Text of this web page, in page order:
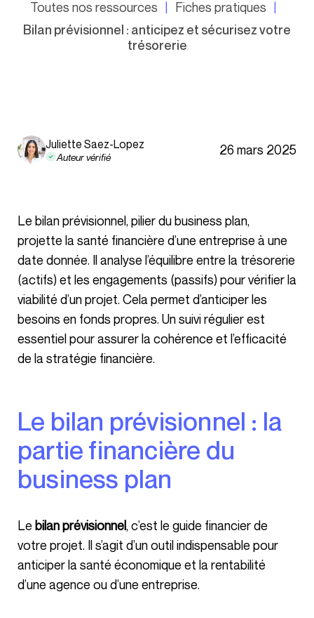
Toutes nos ressources
Fiches pratiques
Bilan prévisionnel : anticipez et sécurisez votre
trésorerie
Juliette Saez-Lopez
Auteur vérifié 26 mars 2025
Le bilan prévisionnel, pilier du business plan,
projette la santé financière d’une entreprise à une
date donnée. Il analyse l’équilibre entre la trésorerie
(actifs) et les engagements (passifs) pour vérifier la
viabilité d’un projet. Cela permet d’anticiper les
besoins en fonds propres. Un suivi régulier est
essentiel pour assurer la cohérence et l’efficacité
de la stratégie financière.
Le bilan prévisionnel : la
partie financière du
business plan
Le bilan prévisionnel, c’est le guide financier de
votre projet. Il s’agit d’un outil indispensable pour
anticiper la santé économique et la rentabilité
d’une agence ou d’une entreprise.